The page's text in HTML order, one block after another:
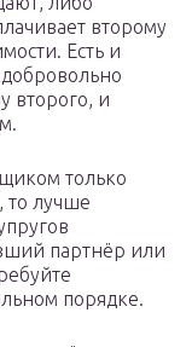
второму
Есть и
второго, и
только
то лучше
партнёр или
порядке.